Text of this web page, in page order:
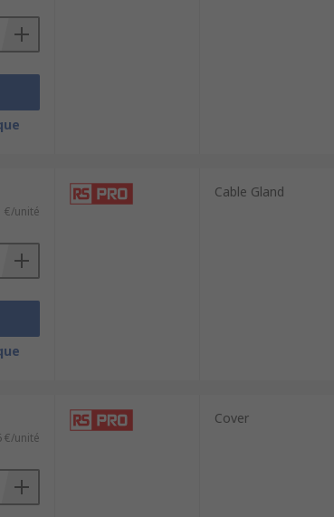
if you do not have a
connector needed
€/unité
Cable Gland
€/unité
Cover